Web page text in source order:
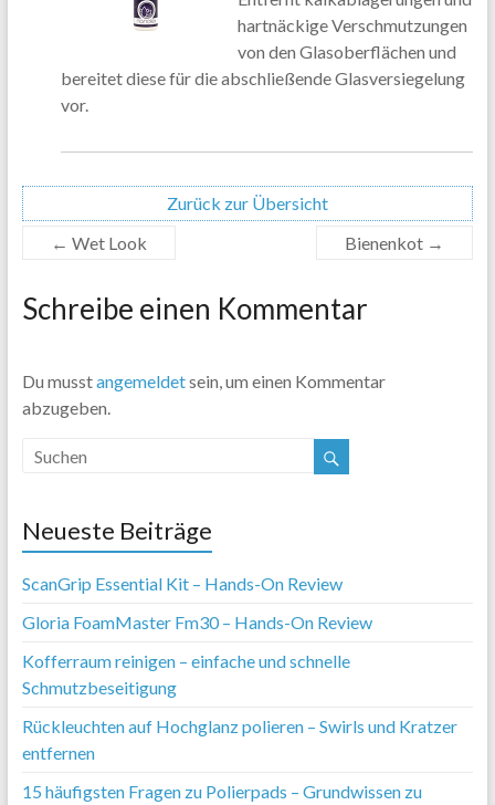
hartnäckige Verschmutzungen
von den Glasoberflächen und
bereitet diese für die abschließende Glasversiegelung
vor.
Zurück zur Übersicht
← Wet Look Bienenkot →
Schreibe einen Kommentar
Du musstangemeldetsein, um einen Kommentar
abzugeben.
Neueste Beiträge
ScanGrip Essential Kit – Hands-On Review
Gloria FoamMaster Fm30 – Hands-On Review
Kofferraum reinigen – einfache und schnelle
Schmutzbeseitigung
Rückleuchten auf Hochglanz polieren – Swirls und Kratzer
entfernen
15 häufigsten Fragen zu Polierpads – Grundwissen zu